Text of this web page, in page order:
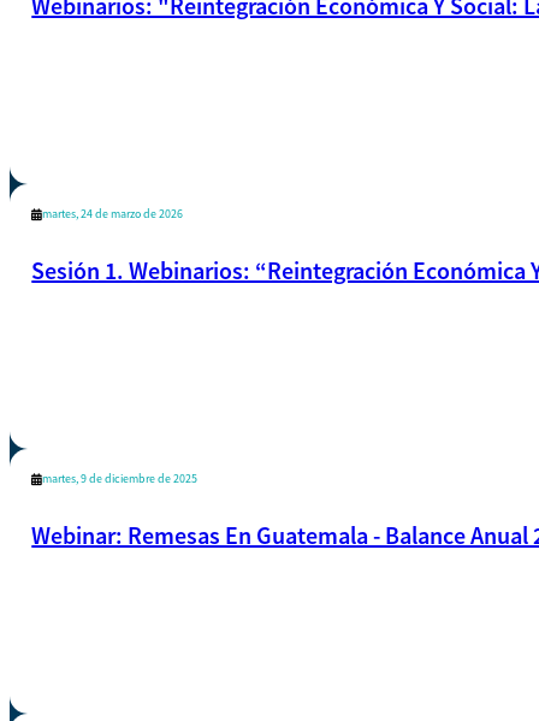
martes, 24 de marzo de 2026
Sesión 1. Webinarios: “Reintegración
martes, 9 de diciembre de 2025
Webinar: Remesas En Guatemala - Balance Anual